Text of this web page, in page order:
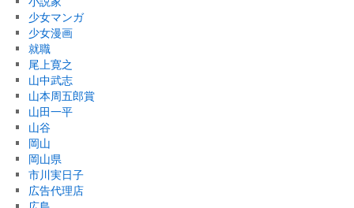
少女マンガ
少女漫画
就職
尾上寛之
山中武志
山本周五郎賞
山田一平
山谷
岡山
岡山県
市川実日子
広告代理店